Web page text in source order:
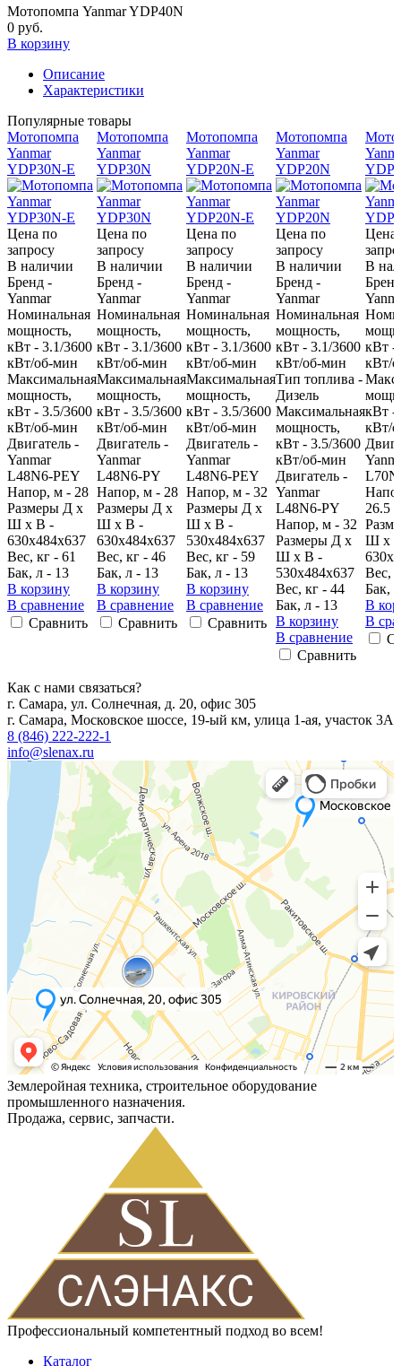
Мотопомпа Yanmar YDP40N
0 руб.
В корзину
Описание
Характеристики
Популярные товары
Мотопомпа
Yanmar
YDP30N-E
Цена по
запросу
В наличии
Бренд -
Yanmar
Номинальная
мощность,
кВт - 3.1/3600
кВт/об-мин
Максимальная
мощность,
кВт - 3.5/3600
кВт/об-мин
Двигатель -
Yanmar
L48N6-PEY
Напор, м - 28
Размеры Д х
Ш х В -
630x484x637
Вес, кг - 61
Бак, л - 13
В корзину
В сравнение
Сравнить
Мотопомпа
Yanmar
YDP30N
Цена по
запросу
В наличии
Бренд -
Yanmar
Номинальная
мощность,
кВт - 3.1/3600
кВт/об-мин
Максимальная
мощность,
кВт - 3.5/3600
кВт/об-мин
Двигатель -
Yanmar
L48N6-PY
Напор, м - 28
Размеры Д х
Ш х В -
630x484x637
Вес, кг - 46
Бак, л - 13
В корзину
В сравнение
Сравнить
Мотопомпа
Yanmar
YDP20N-E
Цена по
запросу
В наличии
Бренд -
Yanmar
Номинальная
мощность,
кВт - 3.1/3600
кВт/об-мин
Максимальная
мощность,
кВт - 3.5/3600
кВт/об-мин
Двигатель -
Yanmar
L48N6-PEY
Напор, м - 32
Размеры Д х
Ш х В -
530x484x637
Вес, кг - 59
Бак, л - 13
В корзину
В сравнение
Сравнить
Мотопомпа
Yanmar
YDP20N
Цена по
запросу
В наличии
Бренд -
Yanmar
Номинальная
мощность,
кВт - 3.1/3600
кВт/об-мин
Тип топлива -
Дизель
Максимальная
мощность,
кВт - 3.5/3600
кВт/об-мин
Двигатель -
Yanmar
L48N6-PY
Напор, м - 32
Размеры Д х
Ш х В -
530x484x637
Вес, кг - 44
Бак, л - 13
В корзину
В сравнение
Сравнить
Цена
В
кВт -
кВт/
кВт -
кВт/
26.5
Ш х
Вес,
Бак,
В
В
Как с нами связаться?
г. Самара, ул. Солнечная, д. 20, офис 305
г. Самара, Московское шоссе, 19-ый км, улица 1-ая, участок 3А
8 (846) 222-222-1
info@slenax.ru
Землеройная техника, строительное оборудование
промышленного назначения.
Продажа, сервис, запчасти.
Профессиональный компетентный подход во всем!
Каталог